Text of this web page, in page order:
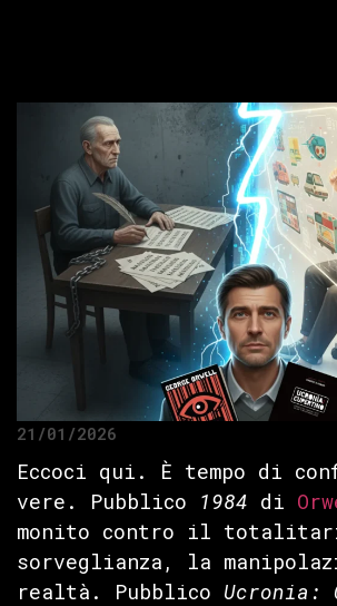
21/01/2026
Eccoci qui. È tempo di
vere. Pubblico 1984 di
monito contro il
sorveglianza, la
realtà. Pubblico Ucronia: